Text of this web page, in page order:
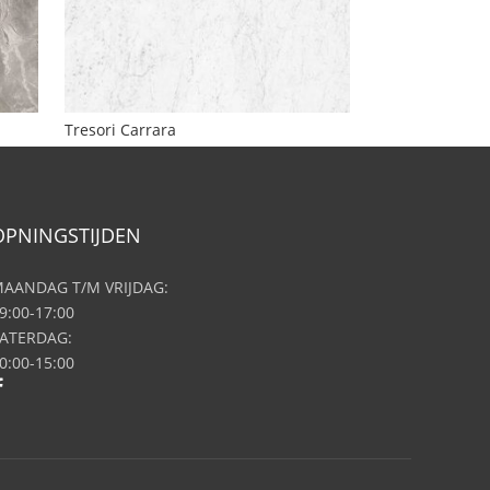
Tresori Carrara
T/M VRIJDAG:
17:00
15:00